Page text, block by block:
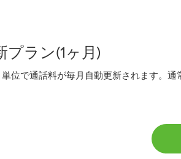
プラン(1ヶ月)
位で通話料が毎月自動更新されます。